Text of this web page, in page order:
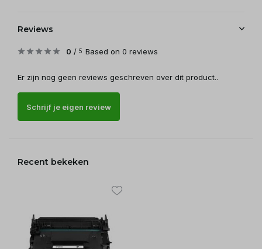
Reviews
0 / 5 Based on 0 reviews
Er zijn nog geen reviews geschreven over dit product..
Schrijf je eigen review
Recent bekeken